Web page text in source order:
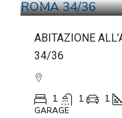
ABITAZIONE
34/36
1 1 1
GARAGE